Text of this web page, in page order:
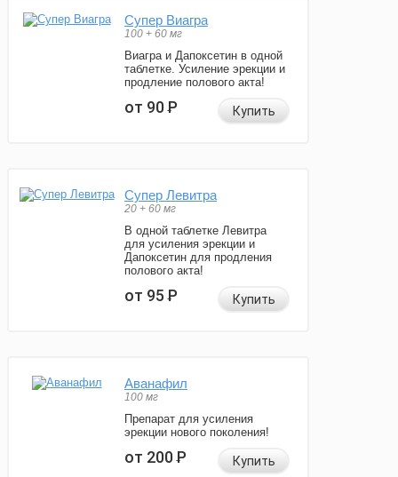
Супер Виагра
100 + 60 мг
Виагра и Дапоксетин в одной
таблетке. Усиление эрекции и
продление полового акта!
от 90Р Купить
Супер Левитра
20 + 60 мг
В одной таблетке Левитра
для усиления эрекции и
Дапоксетин для продления
полового акта!
от 95Р Купить
Аванафил
100 мг
Препарат для усиления
эрекции нового поколения!
от 200Р Купить